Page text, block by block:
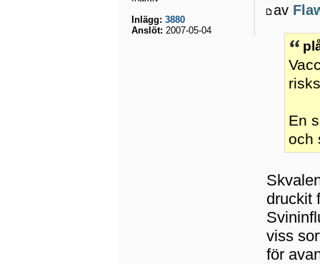
av
En
och
druckit
viss
för
Inlägg: 3880
Anslöt: 2007-05-04